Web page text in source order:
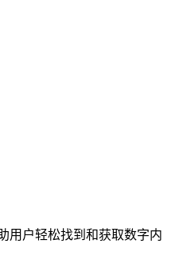
用户轻松找到和获取数字内